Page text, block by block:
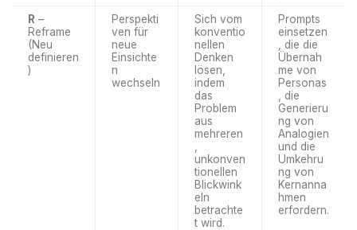
R –
Reframe
(Neu
definieren
)
Perspekti
ven für
neue
Einsichte
n
wechseln
Sich vom
konventio
nellen
Denken
lösen,
indem
das
Problem
aus
mehreren
unkonven
tionellen
Blickwink
eln
betrachte
t wird.
Prompts
einsetzen
, die die
Übernah
me von
Personas
, die
Generieru
ng von
Analogien
und die
Umkehru
ng von
Kernanna
hmen
erfordern.